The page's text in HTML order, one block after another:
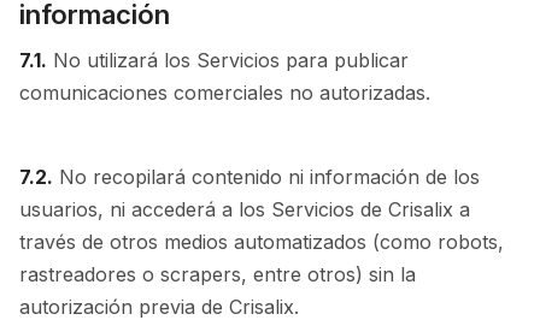
información
7.1. No utilizará los Servicios para publicar
comunicaciones comerciales no autorizadas.
7.2. No recopilará contenido ni información de los
usuarios, ni accederá a los Servicios de Crisalix a
través de otros medios automatizados (como robots,
rastreadores o scrapers, entre otros) sin la
autorización previa de Crisalix.